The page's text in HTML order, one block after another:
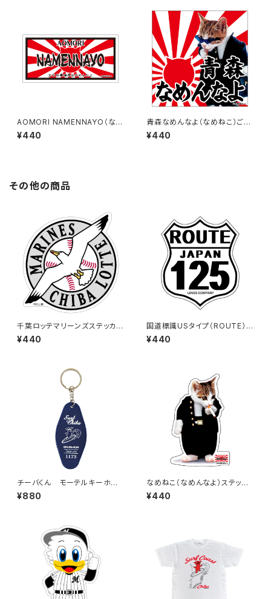
AOMORI NAMENNAYO（なめ
ねこ）ご当地ステッカー B-6
¥440
青森なめんなよ（なめねこ）ご当
地ステッカー A-18
¥440
その他の商品
千葉ロッテマリーンズステッカー
15
¥440
国道標識USタイプ（ROUTE）ス
テッカー 125号線（ホワイト）
¥440
チーバくん モーテルキーホル
ダー design3
¥880
なめねこ（なめんなよ）ステッカ
ー E-2
¥440